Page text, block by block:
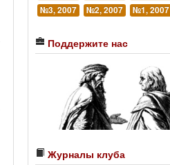
№3, 2007
№2, 2007 №1, 2007
Поддержите нас
Журналы клуба